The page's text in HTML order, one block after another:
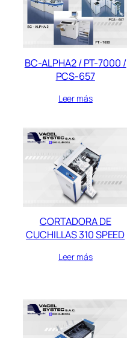
BC-ALPHA2 / PT-7000 /
PCS-657
Leer más
CORTADORA DE
CUCHILLAS 310 SPEED
Leer más